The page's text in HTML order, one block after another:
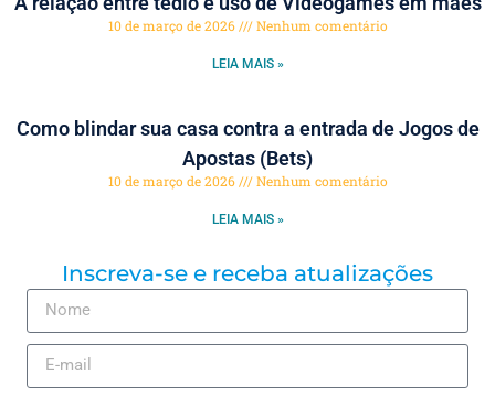
10 de março de 2026 Nenhum comentário
LEIA MAIS »
Como blindar sua casa contra a entrada de Jogos de
Apostas (Bets)
10 de março de 2026 Nenhum comentário
LEIA MAIS »
Inscreva-se e receba atualizações